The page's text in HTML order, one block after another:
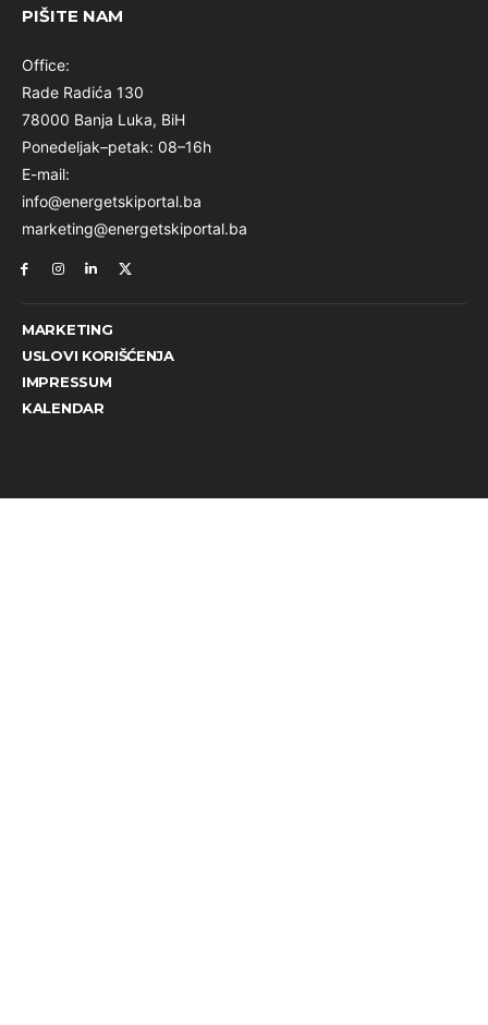
PIŠITE NAM
Office:
Rade Radića 130
78000 Banja Luka, BiH
Ponedeljak–petak: 08–16h
E-mail:
info@energetskiportal.ba
marketing@energetskiportal.ba
MARKETING
USLOVI KORIŠĆENJA
IMPRESSUM
KALENDAR